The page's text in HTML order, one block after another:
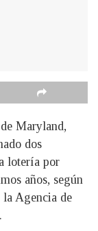
Maryland,
dos
lotería por
años, según
Agencia de